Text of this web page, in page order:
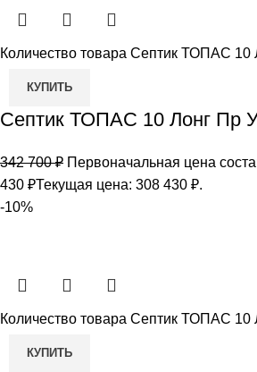
Количество товара Септик ТОПАС
КУПИТЬ
Септик ТОПАС 10 Лонг Пр
342 700₽ Первоначальная цена
430 ₽Текущая цена: 308 430 ₽.
-10%
Количество товара Септик ТОПАС 10
КУПИТЬ